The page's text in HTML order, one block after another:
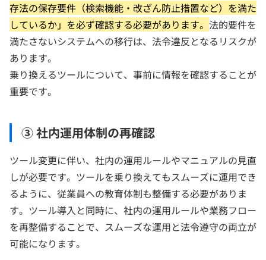
存法の保存要件（検索機能・改ざん防止措置など）を満た
しているか」を必ず確認する必要があります。 法的要件を
満たさないシステムへの移行は、法令違反となるリスクが
あります。
乗り換えるツールについて、事前に情報を確認することが
重要です。
③ 社内運用体制の再確認
ツール変更に伴い、社内の運用ルールやマニュアルの見直
しが必要です。ツールを乗り換えてもスムーズに運用でき
るように、従業員への教育体制も整備する必要がありま
す。ツール導入と同時に、社内の運用ルールや業務フロー
を再整備することで、スムーズな運用と法令遵守の両立が
可能になります。